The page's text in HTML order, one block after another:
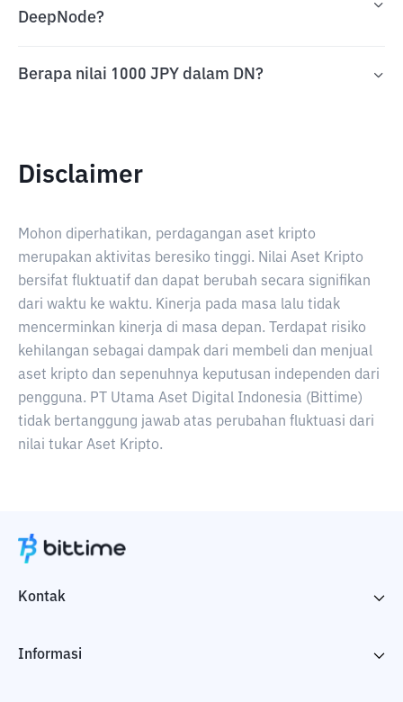
DeepNode?
Berapa nilai 1000 JPY dalam DN?
Disclaimer
Mohon diperhatikan, perdagangan aset kripto
merupakan aktivitas beresiko tinggi. Nilai Aset Kripto
bersifat fluktuatif dan dapat berubah secara signifikan
dari waktu ke waktu. Kinerja pada masa lalu tidak
mencerminkan kinerja di masa depan. Terdapat risiko
kehilangan sebagai dampak dari membeli dan menjual
aset kripto dan sepenuhnya keputusan independen dari
pengguna. PT Utama Aset Digital Indonesia (Bittime)
tidak bertanggung jawab atas perubahan fluktuasi dari
nilai tukar Aset Kripto.
Kontak
Informasi